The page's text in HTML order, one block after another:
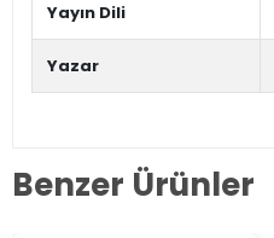
Yayın Dili
Yazar
Benzer Ürünler